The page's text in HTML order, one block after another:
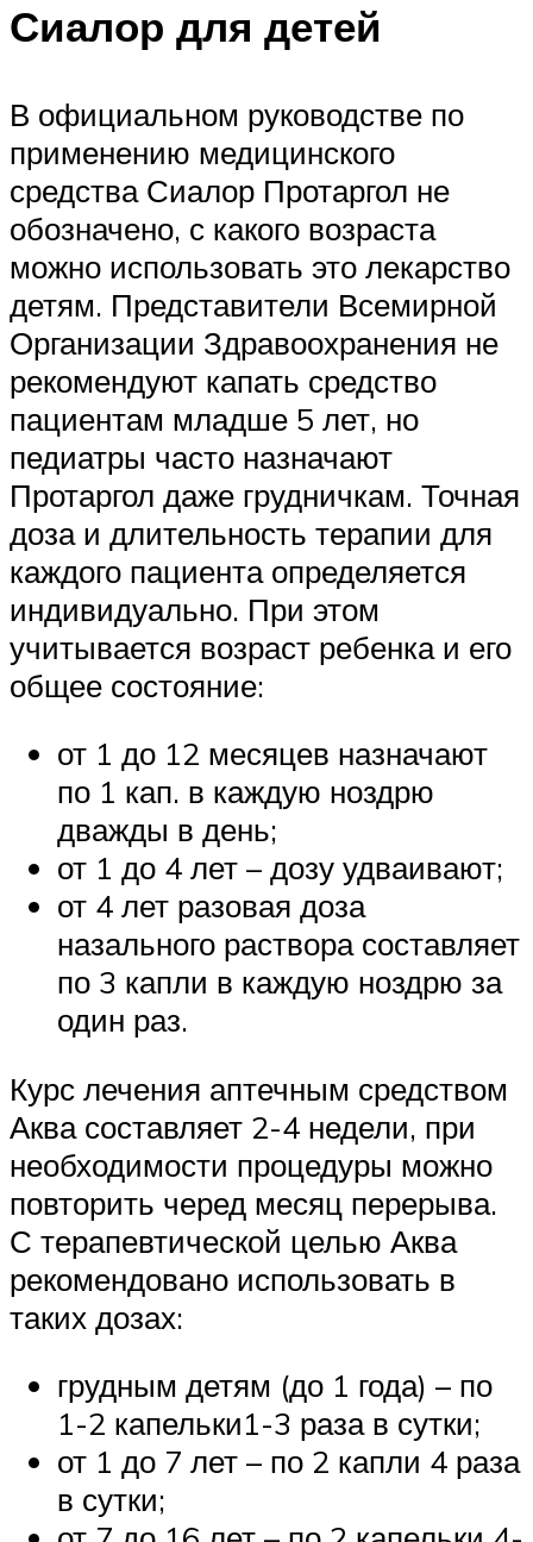
Сиалор для детей
В официальном руководстве по
применению медицинского
средства Сиалор Протаргол не
обозначено, с какого возраста
можно использовать это лекарство
детям. Представители Всемирной
Организации Здравоохранения не
рекомендуют капать средство
пациентам младше 5 лет, но
педиатры часто назначают
Протаргол даже грудничкам. Точная
доза и длительность терапии для
каждого пациента определяется
индивидуально. При этом
учитывается возраст ребенка и его
общее состояние:
от 1 до 12 месяцев назначают
по 1 кап. в каждую ноздрю
дважды в день;
от 1 до 4 лет – дозу удваивают;
от 4 лет разовая доза
назального раствора составляет
по 3 капли в каждую ноздрю за
один раз.
Курс лечения аптечным средством
Аква составляет 2-4 недели, при
необходимости процедуры можно
повторить черед месяц перерыва.
С терапевтической целью Аква
рекомендовано использовать в
таких дозах:
грудным детям (до 1 года) – по
1-2 капельки1-3 раза в сутки;
от 1 до 7 лет – по 2 капли 4 раза
в сутки;